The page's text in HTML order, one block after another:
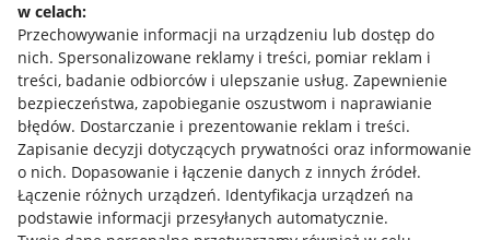
w celach:
Przechowywanie informacji na urządzeniu lub dostęp do
nich. Spersonalizowane reklamy i treści, pomiar reklam i
treści, badanie odbiorców i ulepszanie usług. Zapewnienie
bezpieczeństwa, zapobieganie oszustwom i naprawianie
błędów. Dostarczanie i prezentowanie reklam i treści.
Zapisanie decyzji dotyczących prywatności oraz informowanie
o nich. Dopasowanie i łączenie danych z innych źródeł.
Łączenie różnych urządzeń. Identyfikacja urządzeń na
podstawie informacji przesyłanych automatycznie.
Allegro Gadane dla sprzedających
Allegro Gadane dla kupujących
Mapa miejscowości
Informacje prawne
Regulamin
Polityka plików "cookies"